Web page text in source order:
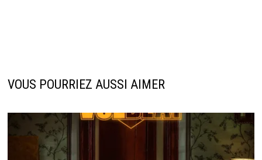
VOUS POURRIEZ AUSSI AIMER